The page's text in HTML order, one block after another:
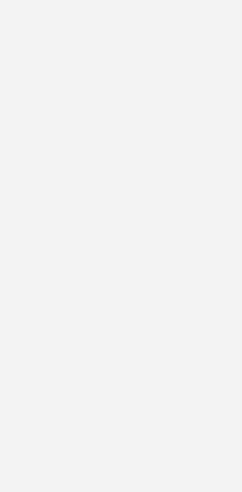
erste Austausch von Sandi Pavlić, seit
reicht weit zurück: Seit 25
Wirus partnerschaftlich zusammen.
in Aluminium- und PVC-
die nicht nur die Produktqualität
Marktpotenziale eröffnen. „Die
Geschäftsführer Ludger
Führungsebene, sondern auch
regelmäßig stattfinden und die
fördern. Beim ersten Treffen führte
Azubis durch den Betrieb, während
die Werksbesichtigung übernahm. Ein
für den Austausch über
im Fokus
dualen Studierenden hat Schirmer
in den letzten fünf Jahren verdreifacht.